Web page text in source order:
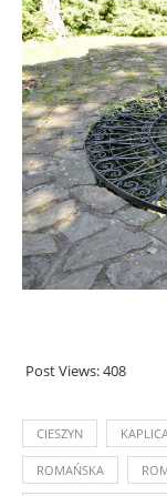
Post Views:408
CIESZYN
ROMAŃSKA